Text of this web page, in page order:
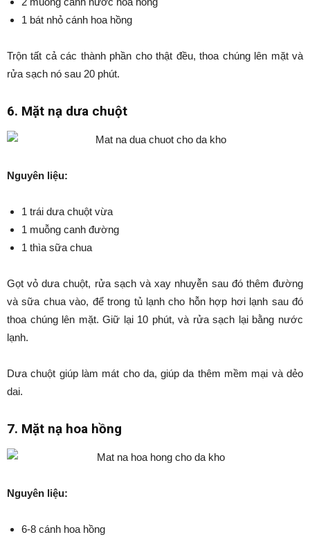
1 bát nhỏ cánh hoa hồng
Trộn tất cả các thành phần cho thật đều, thoa chúng lên mặt và
rửa sạch nó sau 20 phút.
6. Mặt nạ dưa chuột
Nguyên liệu:
1 trái dưa chuột vừa
1 muỗng canh đường
1 thìa sữa chua
Gọt vỏ dưa chuột, rửa sạch và xay nhuyễn sau đó thêm đường
và sữa chua vào, để trong tủ lạnh cho hỗn hợp hơi lạnh sau đó
thoa chúng lên mặt. Giữ lại 10 phút, và rửa sạch lại bằng nước
lạnh.
Dưa chuột giúp làm mát cho da, giúp da thêm mềm mại và dẻo
dai.
7. Mặt nạ hoa hồng
Nguyên liệu:
6-8 cánh hoa hồng